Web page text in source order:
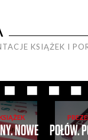
KSIĄŻEK I
NOWE
POŁÓW.